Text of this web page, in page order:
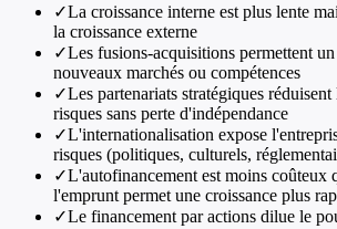
✓La croissance interne est plus lente
la croissance externe
✓Les fusions-acquisitions permettent
nouveaux marchés ou compétences
✓Les partenariats stratégiques réduisent
risques sans perte d'indépendance
✓L'internationalisation expose
risques (politiques, culturels,
✓L'autofinancement est moins coûteux
l'emprunt permet une croissance plus
✓Le financement par actions dilue le